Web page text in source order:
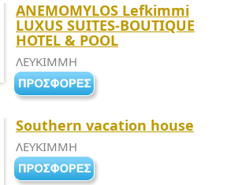
ANEMOMYLOS Lefkimmi
LUXUS SUITES-BOUTIQUE
HOTEL & POOL
ΛΕΥΚΙΜΜΗ
Southern vacation house
ΛΕΥΚΙΜΜΗ